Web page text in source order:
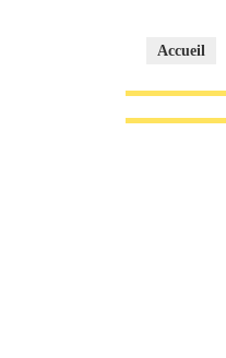
Accueil